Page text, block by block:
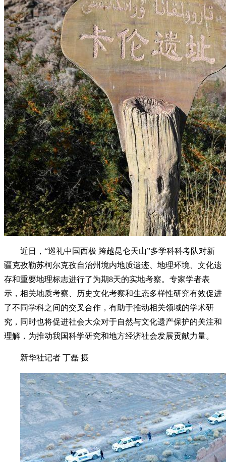
近日，“巡礼中国西极 跨越昆仑天山”多学科科考队对新
疆克孜勒苏柯尔克孜自治州境内地质遗迹、地理环境、文化遗
存和重要地理标志进行了为期8天的实地考察。专家学者表
示，相关地质考察、历史文化考察和生态多样性研究有效促进
了不同学科之间的交叉合作，有助于推动相关领域的学术研
究，同时也将促进社会大众对于自然与文化遗产保护的关注和
理解，为推动我国科学研究和地方经济社会发展贡献力量。
新华社记者 丁磊 摄